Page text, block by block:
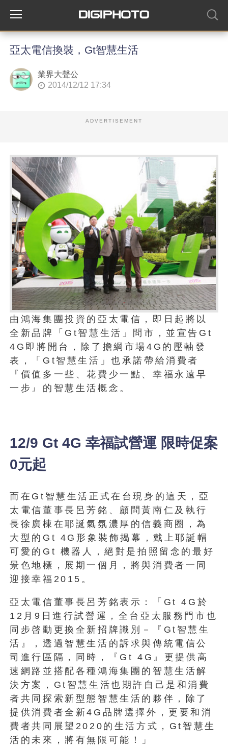
亞太電信換裝，Gt智慧生活
業界大聲公
2014/12/12 17:34
ADVERTISEMENT
由鴻海集團投資的亞太電信，即日起將以
全新品牌「Gt智慧生活」問市，並宣告Gt
4G即將開台，除了擔綱市場4G的壓軸發
表，「Gt智慧生活」也承諾帶給消費者
『價值多一些、花費少一點、幸福永遠早
一步』的智慧生活概念。
12/9 Gt 4G 幸福試營運 限時促案
0元起
而在Gt智慧生活正式在台現身的這天，亞
太電信董事長呂芳銘、顧問黃南仁及執行
長徐廣棟在耶誕氣氛濃厚的信義商圈，為
大型的Gt 4G形象裝飾揭幕，戴上耶誕帽
可愛的Gt 機器人，絕對是拍照留念的最好
景色地標，展期一個月，將與消費者一同
迎接幸福2015。
亞太電信董事長呂芳銘表示：「Gt 4G於
12月9日進行試營運，全台亞太服務門市也
同步啓動更換全新招牌識別－『Gt智慧生
活』，透過智慧生活的訴求與傳統電信公
司進行區隔，同時，『Gt 4G』更提供高
速網路並搭配各種鴻海集團的智慧生活解
決方案，Gt智慧生活也期許自己是和消費
者共同探索新型態智慧生活的夥伴，除了
提供消費者全新4G品牌選擇外，更要和消
費者共同展望2020的生活方式，Gt智慧生
活的未來，將有無限可能！」